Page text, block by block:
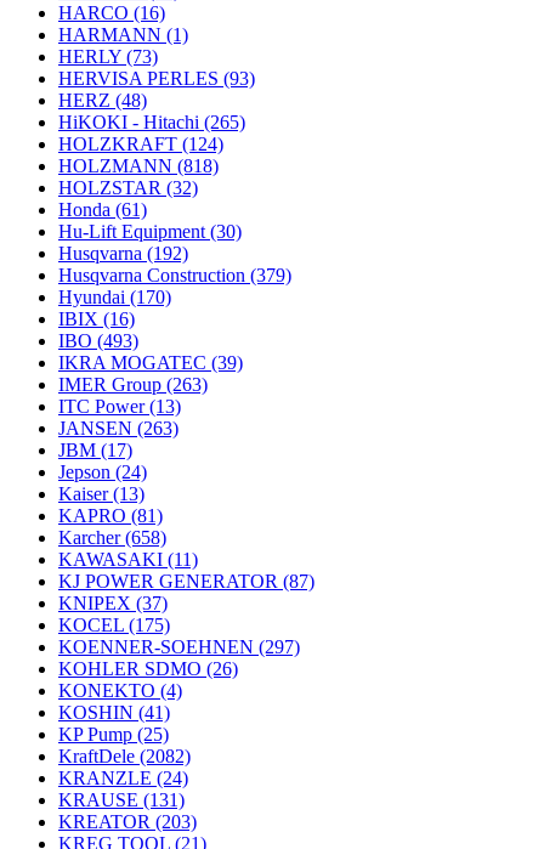
HARCO (16)
HARMANN (1)
HERLY (73)
HERVISA PERLES (93)
HERZ (48)
HiKOKI - Hitachi (265)
HOLZKRAFT (124)
HOLZMANN (818)
HOLZSTAR (32)
Honda (61)
Hu-Lift Equipment (30)
Husqvarna (192)
Husqvarna Construction (379)
Hyundai (170)
IBIX (16)
IBO (493)
IKRA MOGATEC (39)
IMER Group (263)
ITC Power(13)
JANSEN (263)
JBM (17)
Jepson (24)
Kaiser(13)
KAPRO (81)
Karcher(658)
KAWASAKI (11)
KJ POWER GENERATOR (87)
KNIPEX (37)
KOCEL (175)
KOENNER-SOEHNEN (297)
KOHLER SDMO (26)
KONEKTO (4)
KOSHIN (41)
KP Pump (25)
KraftDele (2082)
KRANZLE (24)
KRAUSE (131)
KREATOR (203)
KREG TOOL (21)